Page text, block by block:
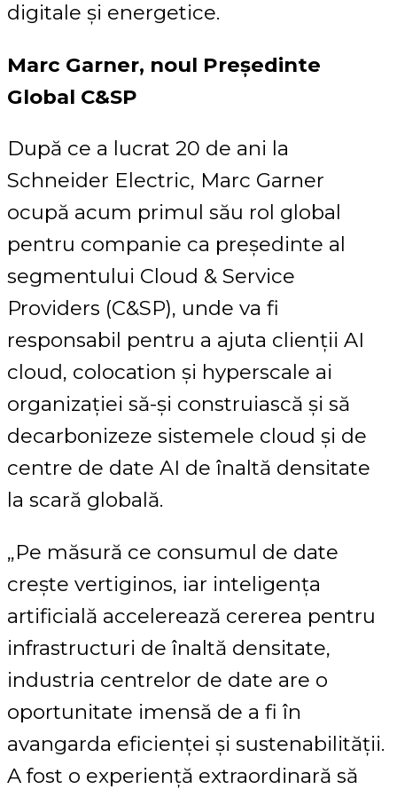
digitale și energetice.
Marc Garner, noul Președinte
Global C&SP
După ce a lucrat 20 de ani la
Schneider Electric, Marc Garner
ocupă acum primul său rol global
pentru companie ca președinte al
segmentului Cloud & Service
Providers (C&SP), unde va fi
responsabil pentru a ajuta clienții AI
cloud, colocation și hyperscale ai
organizației să-și construiască și să
decarbonizeze sistemele cloud și de
centre de date AI de înaltă densitate
la scară globală.
„Pe măsură ce consumul de date
crește vertiginos, iar inteligența
artificială accelerează cererea pentru
infrastructuri de înaltă densitate,
industria centrelor de date are o
oportunitate imensă de a fi în
avangarda eficienței și sustenabilității.
A fost o experiență extraordinară să